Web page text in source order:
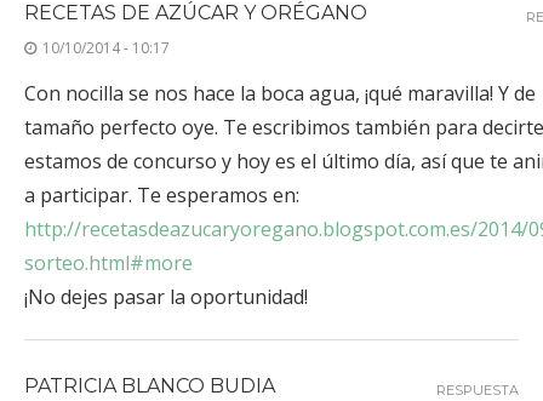
RECETAS DE AZÚCAR Y ORÉGANO
10/10/2014 - 10:17
Con nocilla se nos hace la boca agua, ¡qué maravilla! Y de
tamaño perfecto oye. Te escribimos también para
estamos de concurso y hoy es el último día, así que te
a participar. Te esperamos en:
http://recetasdeazucaryoregano.blogspot.com.es/2014/
sorteo.html#more
¡No dejes pasar la oportunidad!
PATRICIA BLANCO BUDIA RESPUESTA